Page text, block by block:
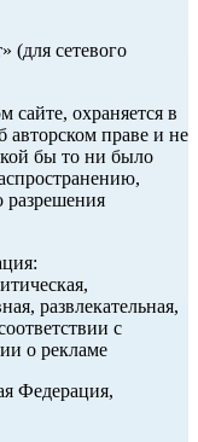
(для сетевого
охраняется в
авторском праве и не
бы то ни было
разрешения
развлекательная,
с
о рекламе
Федерация,